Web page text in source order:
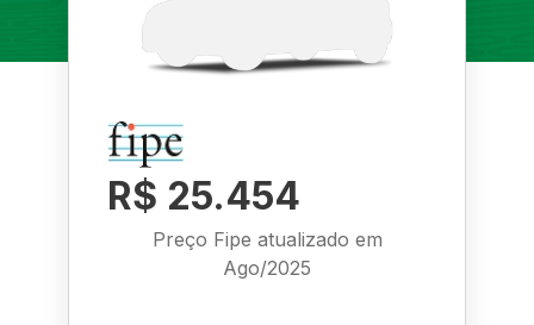
R$ 25.454
Preço Fipe atualizado em
Ago/2025